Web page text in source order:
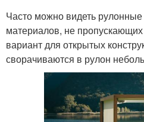
Часто можно видеть
материалов, не
вариант для открытых
сворачиваются в рулон